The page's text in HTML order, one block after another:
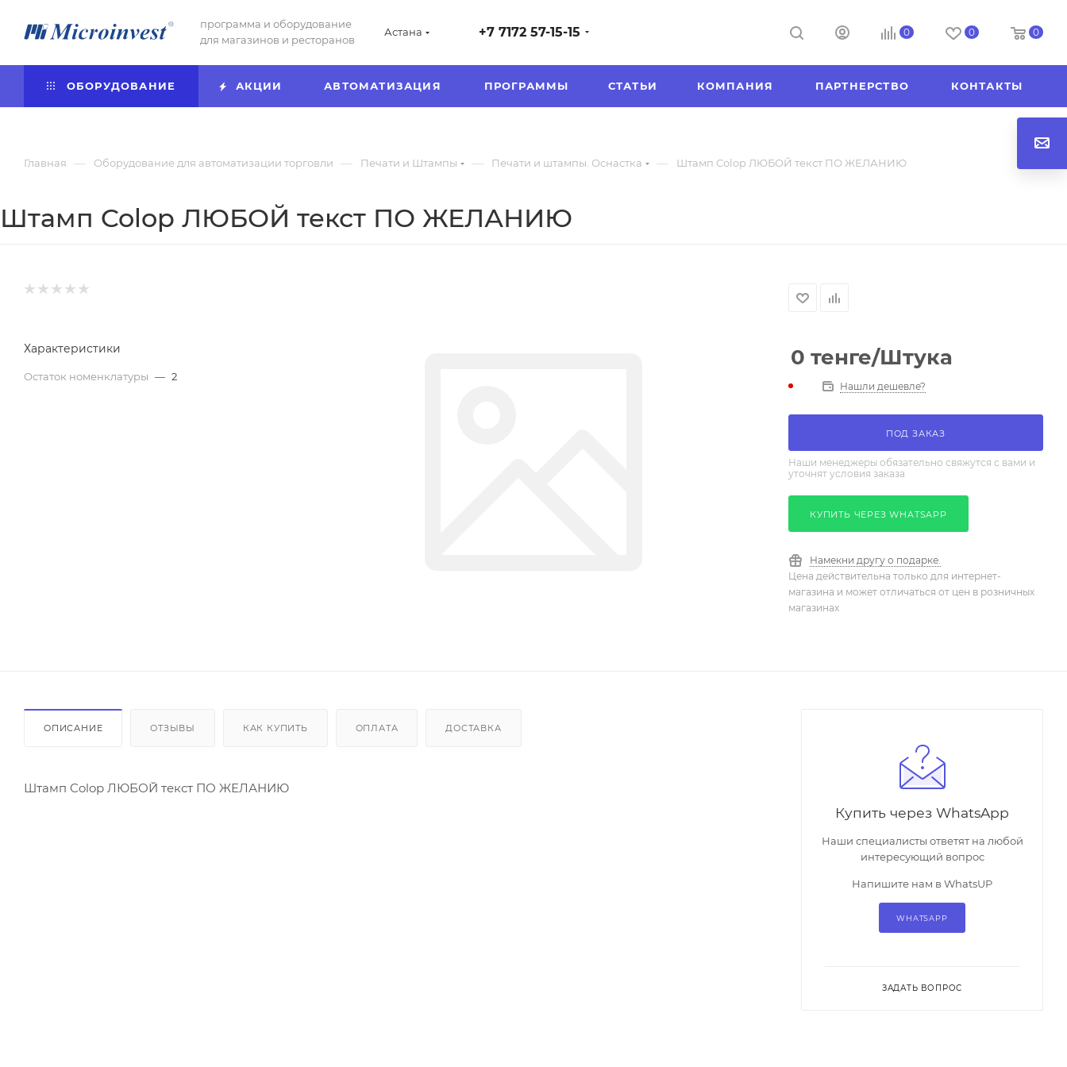
программа и оборудование
для магазинов и ресторанов
Астана +7 7172 57-15-15 0 0 0
ОБОРУДОВАНИЕ АКЦИИ АВТОМАТИЗАЦИЯ ПРОГРАММЫ СТАТЬИ КОМПАНИЯ ПАРТНЕРСТВО КОНТАКТЫ
Главная — Оборудование для автоматизации торговли — Печати и Штампы — Печати и штампы. Оснастка — Штамп Colop ЛЮБОЙ текст ПО ЖЕЛАНИЮ
Штамп Colop ЛЮБОЙ текст ПО ЖЕЛАНИЮ
Характеристики
Остаток номенклатуры — 2
0 тенге/Штука
Нашли дешевле?
ПОД ЗАКАЗ
Наши менеджеры обязательно свяжутся с вами и
уточнят условия заказа
КУПИТЬ ЧЕРЕЗ WHATSAPP
Намекни другу о подарке.
Цена действительна только для интернет-
магазина и может отличаться от цен в розничных
магазинах
ОПИСАНИЕ ОТЗЫВЫ КАК КУПИТЬ ОПЛАТА ДОСТАВКА
Штамп Colop ЛЮБОЙ текст ПО ЖЕЛАНИЮ
Купить через WhatsApp
Наши специалисты ответят на любой
интересующий вопрос
Напишите нам в WhatsUP
WHATSAPP
ЗАДАТЬ ВОПРОС